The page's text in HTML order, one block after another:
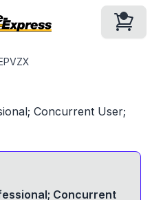
Concurrent User;
Concurrent